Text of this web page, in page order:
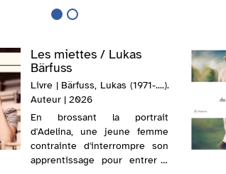
Les miettes / Lukas
Bärfuss
Livre | Bärfuss, Lukas (1971-....).
Auteur | 2026
En brossant la portrait
d'Adelina, une jeune femme
contrainte d'interrompre son
apprentissage pour entrer à